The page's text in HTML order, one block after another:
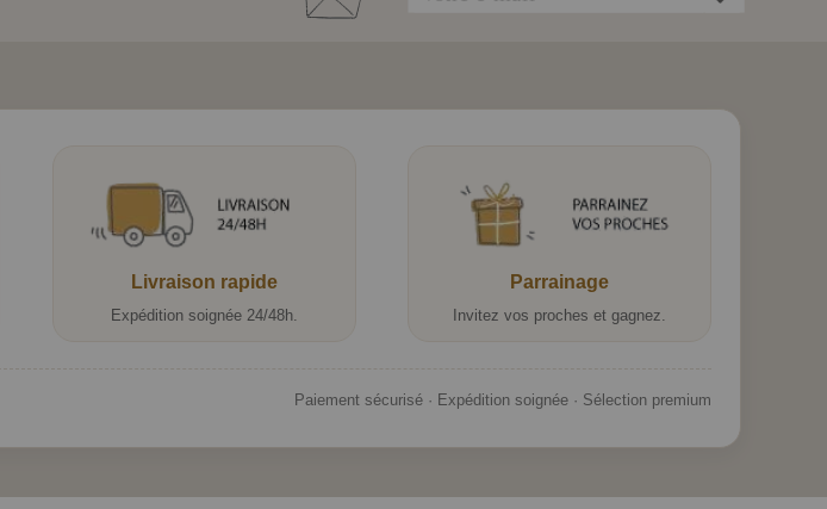
Livraison rapide
Expédition soignée 24/48h.
Parrainage
Invitez vos proches et gagnez.
Paiement sécurisé · Expédition soignée · Sélection premium